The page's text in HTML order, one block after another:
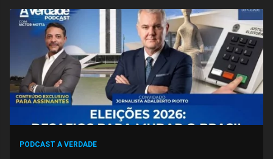
no
Facebook
no
Whatsapp
no
Twitter
no
Messenger
no
Telegram
no
Gettr
PODCAST A VERDADE